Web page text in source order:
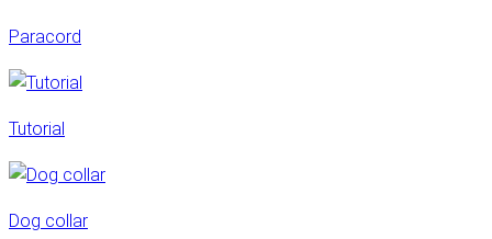
Paracord
Tutorial
Dog collar